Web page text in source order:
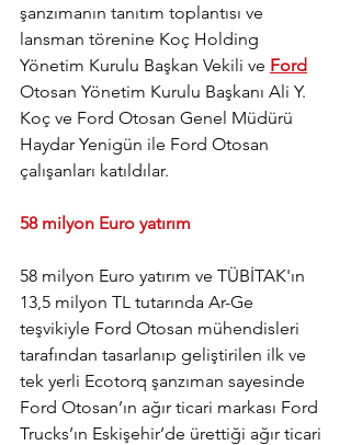
şanzımanın tanıtım toplantısı ve
lansman törenine Koç Holding
Yönetim Kurulu Başkan Vekili ve Ford
Otosan Yönetim Kurulu Başkanı Ali Y.
Koç ve Ford Otosan Genel Müdürü
Haydar Yenigün ile Ford Otosan
çalışanları katıldılar.
58 milyon Euro yatırım
58 milyon Euro yatırım ve TÜBİTAK'ın
13,5 milyon TL tutarında Ar-Ge
teşvikiyle Ford Otosan mühendisleri
tarafından tasarlanıp geliştirilen ilk ve
tek yerli Ecotorq şanzıman sayesinde
Ford Otosan’ın ağır ticari markası Ford
Trucks’ın Eskişehir’de ürettiği ağır ticari